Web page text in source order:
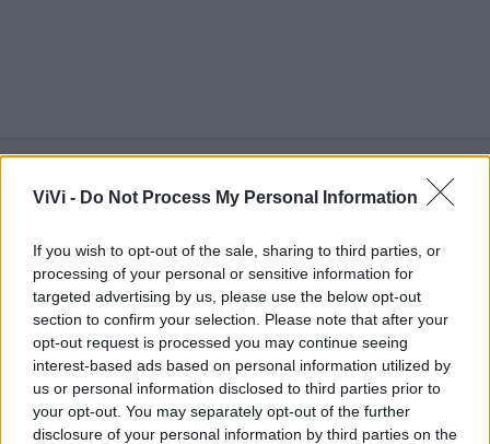
ViVi - Do Not Process My Personal Information
If you wish to opt-out of the sale, sharing to third parties, or
processing of your personal or sensitive information for
targeted advertising by us, please use the below opt-out
section to confirm your selection. Please note that after your
opt-out request is processed you may continue seeing
interest-based ads based on personal information utilized by
us or personal information disclosed to third parties prior to
your opt-out. You may separately opt-out of the further
disclosure of your personal information by third parties on the